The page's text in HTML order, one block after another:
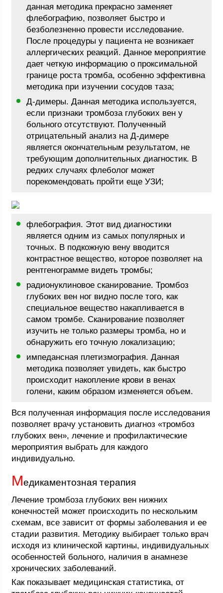
данная методика прекрасно заменяет
флебографию, позволяет быстро и
безболезненно провести исследование.
После процедуры у пациента не возникает
аллергических реакций. Данное мероприятие
дает четкую информацию о проксимальной
границе роста тромба, особенно эффективна
методика при изучении сосудов таза;
Д-димеры. Данная методика используется,
если признаки тромбоза глубоких вен у
больного отсутствуют. Полученный
отрицательный анализ на Д-димере
является окончательным результатом, не
требующим дополнительных диагностик. В
редких случаях флеболог может
порекомендовать пройти еще УЗИ;
флебография. Этот вид диагностики
является одним из самых популярных и
точных. В подкожную вену вводится
контрастное вещество, которое позволяет на
рентгенограмме видеть тромбы;
радионуклиновое сканирование. Тромбоз
глубоких вен ног видно после того, как
специальное вещество накапливается в
самом тромбе. Сканирование позволяет
изучить не только размеры тромба, но и
обнаружить его точную локализацию;
импедансная плетизмография. Данная
методика позволяет увидеть, как быстро
происходит накопление крови в венах
голени, каким образом изменяется объем.
Вся полученная информация после исследования
позволяет врачу установить диагноз «тромбоз
глубоких вен», лечение и профилактические
мероприятия выбрать для каждого
индивидуально.
Медикаментозная терапия
Лечение тромбоза глубоких вен нижних
конечностей может происходить по нескольким
схемам, все зависит от формы заболевания и ее
стадии развития. Методику выбирает только врач
исходя из клинической картины, индивидуальных
особенностей больного, наличия в анамнезе
хронических заболеваний.
Как показывает медицинская статистика, от